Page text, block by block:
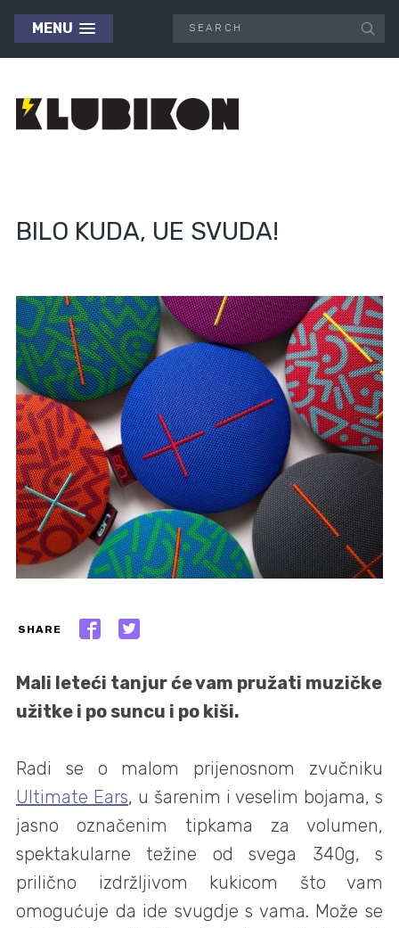
MENU
BILO KUDA, UE SVUDA!
SHARE
Mali leteći tanjur će vam pružati muzičke
užitke i po suncu i po kiši.
Radi se o malom prijenosnom zvučniku
Ultimate Ears, u šarenim i veselim bojama, s
jasno označenim tipkama za volumen,
spektakularne težine od svega 340g, s
prilično izdržljivom kukicom što vam
omogućuje da ide svugdje s vama. Može se